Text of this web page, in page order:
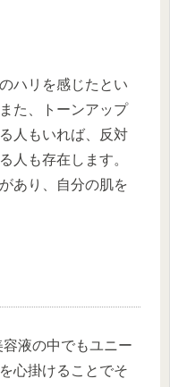
ハリを感じたとい
た、トーンアップ
人もいれば、反対
人も存在します。
あり、自分の肌を
液の中でもユニー
心掛けることでそ